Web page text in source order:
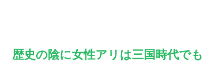
歴史の陰に女性アリは三国時代でも